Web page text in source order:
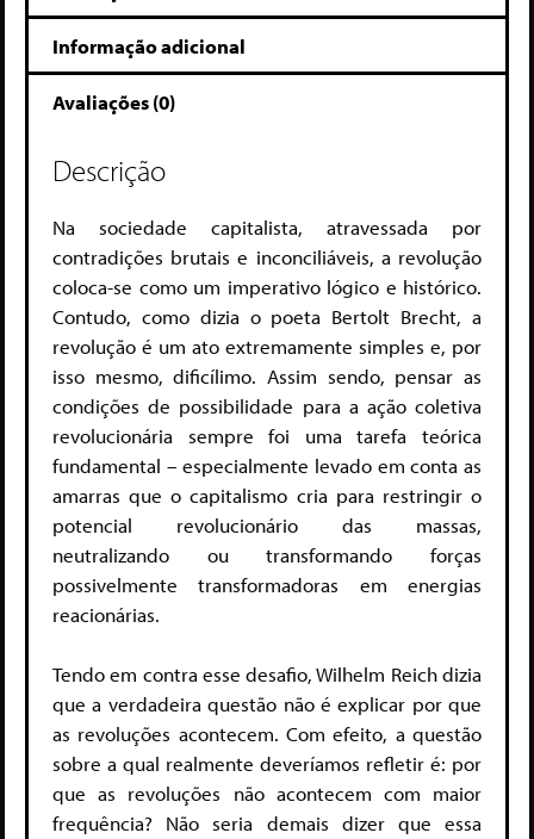
Informação adicional
Avaliações (0)
Descrição
Na sociedade capitalista, atravessada por
contradições brutais e inconciliáveis, a revolução
coloca-se como um imperativo lógico e histórico.
Contudo, como dizia o poeta Bertolt Brecht, a
revolução é um ato extremamente simples e, por
isso mesmo, dificílimo. Assim sendo, pensar as
condições de possibilidade para a ação coletiva
revolucionária sempre foi uma tarefa teórica
fundamental – especialmente levado em conta as
amarras que o capitalismo cria para restringir o
potencial revolucionário das massas,
neutralizando ou transformando forças
possivelmente transformadoras em energias
reacionárias.
Tendo em contra esse desafio, Wilhelm Reich dizia
que a verdadeira questão não é explicar por que
as revoluções acontecem. Com efeito, a questão
sobre a qual realmente deveríamos refletir é: por
que as revoluções não acontecem com maior
frequência? Não seria demais dizer que essa